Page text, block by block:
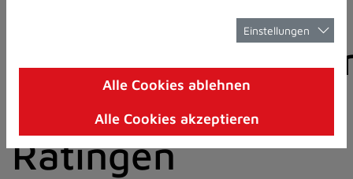
8)
I)
der Stadt
Ratingen
Einstellungen
Alle Cookies ablehnen
Alle Cookies akzeptieren